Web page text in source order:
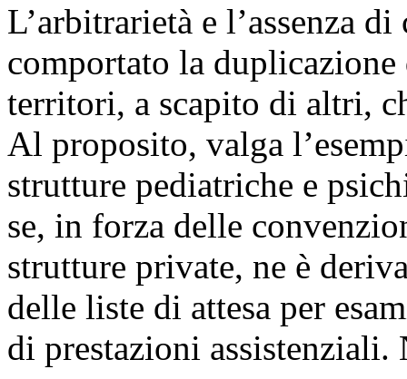
L’arbitrarietà e l’assenza
comportato la
territori, a scapito di altri,
Al proposito, valga
strutture pediatriche e
se, in forza delle
strutture private, ne è
delle liste di attesa per
di prestazioni assistenziali.